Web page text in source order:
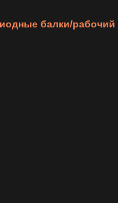
балки/рабочий